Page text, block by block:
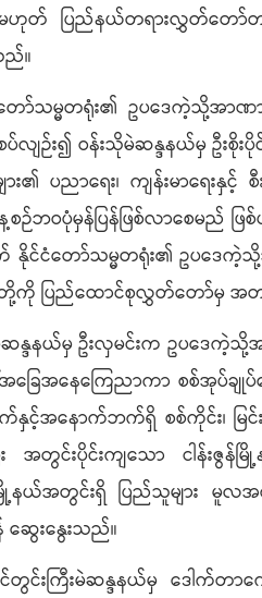
တ် ပြည်နယ်တရားလွှတ်တော်တရာ
ည်။
မ္မတရုံး၏ ဥပဒေကဲ့သို့အာဏာတ
လျဉ်း၍ ဝန်းသိုမဲဆန္ဒနယ်မှ ဦးစို
း၏ ပညာရေး၊ ကျန်းမာရေးနှ
စဉ်ဘဝပုံမှန်ပြန်ဖြစ်လာစေမည် ဖြ
ငံတော်သမ္မတရုံး၏ ဥပဒေကဲ့သို့အ
တို့ကို ပြည်ထောင်စုလွှတ်တော်မှ အတ
ဆန္ဒနယ်မှ ဦးလှမင်းက ဥပဒေကဲ့
ြေအနေကြေညာကာ စစ်အုပ်ချုပ်
နှင့်အနောက်ဘက်ရှိ စစ်ကိုင်း၊ မြင်
ြီး အတွင်းပိုင်းကျသော ငါန်း
မြို့နယ်အတွင်းရှိ ပြည်သူများ မူ
ဆွေးနွေးသည်။
င်းကြီးမဲဆန္ဒနယ်မှ ဒေါက်တာ